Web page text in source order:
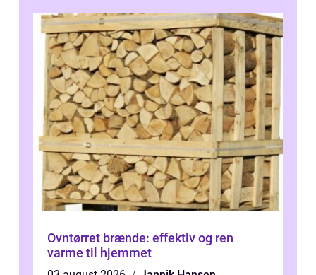
Ovntørret brænde: effektiv og ren
varme til hjemmet